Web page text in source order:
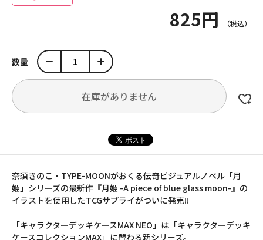
825円
数量
在庫がありません
奈須きのこ・TYPE-MOONがおくる伝奇ビジュアルノベル「月
姫」シリーズの最新作『月姫 -A piece of blue glass moon-』の
イラストを使用したTCGサプライがついに発売!!
「キャラクターデッキケースMAX NEO」は「キャラクターデッキ
ケースコレクションMAX」に替わる新シリーズ。